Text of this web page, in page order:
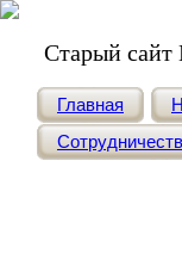
Старый
Главная